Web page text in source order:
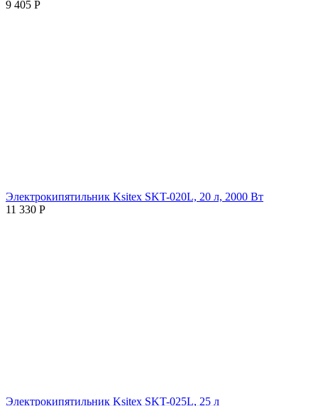
9 405 Р
Электрокипятильник Ksitex SKT-020L, 20 л, 2000 Вт
11 330 Р
Электрокипятильник Ksitex SKT-025L, 25 л